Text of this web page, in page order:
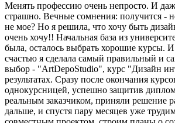
Менять профессию очень непросто. И
страшно. Вечные сомнения: получится -
не мое? Но я решила, что хочу быть
очень хочу!! Начальная база из
была, осталось выбрать хорошие курсы.
счастью я сделала самый правильный и
выбор - "ArtDepoStudio", курс "Дизайн
результатах. Сразу после окончания
однокурсницей, успешно защитив
реальным заказчиком, приняли решение
дальше, и спустя пару месяцев уже